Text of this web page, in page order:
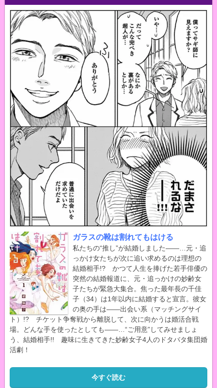
ガラスの靴は割れてもはける
私たちの“推し”が結婚しました――…元・追
っかけ女たちが次に追い求めるのは理想の
結婚相手!? かつて人生を捧げた若手俳優の
突然の結婚報道に、元・追っかけの妙齢女
子たちが緊急大集合。焦った最年長の千佳
子（34）は1年以内に結婚すると宣言。彼女
の奥の手は――出会い系（マッチングサイ
ト）!? チケット争奪戦から離脱して、次に向かうは婚活合戦
場。どんな手を使ったとしても――…“ご用意”してみせましょ
う、結婚相手!! 趣味に生きてきた妙齢女子4人のドタバタ集団婚
活劇！
今すぐ読む